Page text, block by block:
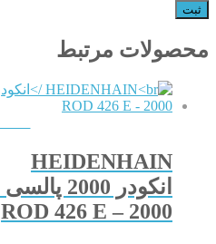
محصولات مرتبط
HEIDENHAIN
انکودر 2000 پالسی TTL مدل
ROD 426 E – 2000